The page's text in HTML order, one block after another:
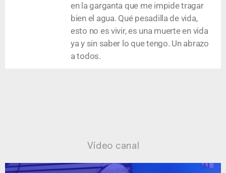
en la garganta que me impide tragar
bien el agua. Qué pesadilla de vida,
esto no es vivir, es una muerte en vida
ya y sin saber lo que tengo. Un abrazo
a todos.
Vídeo canal